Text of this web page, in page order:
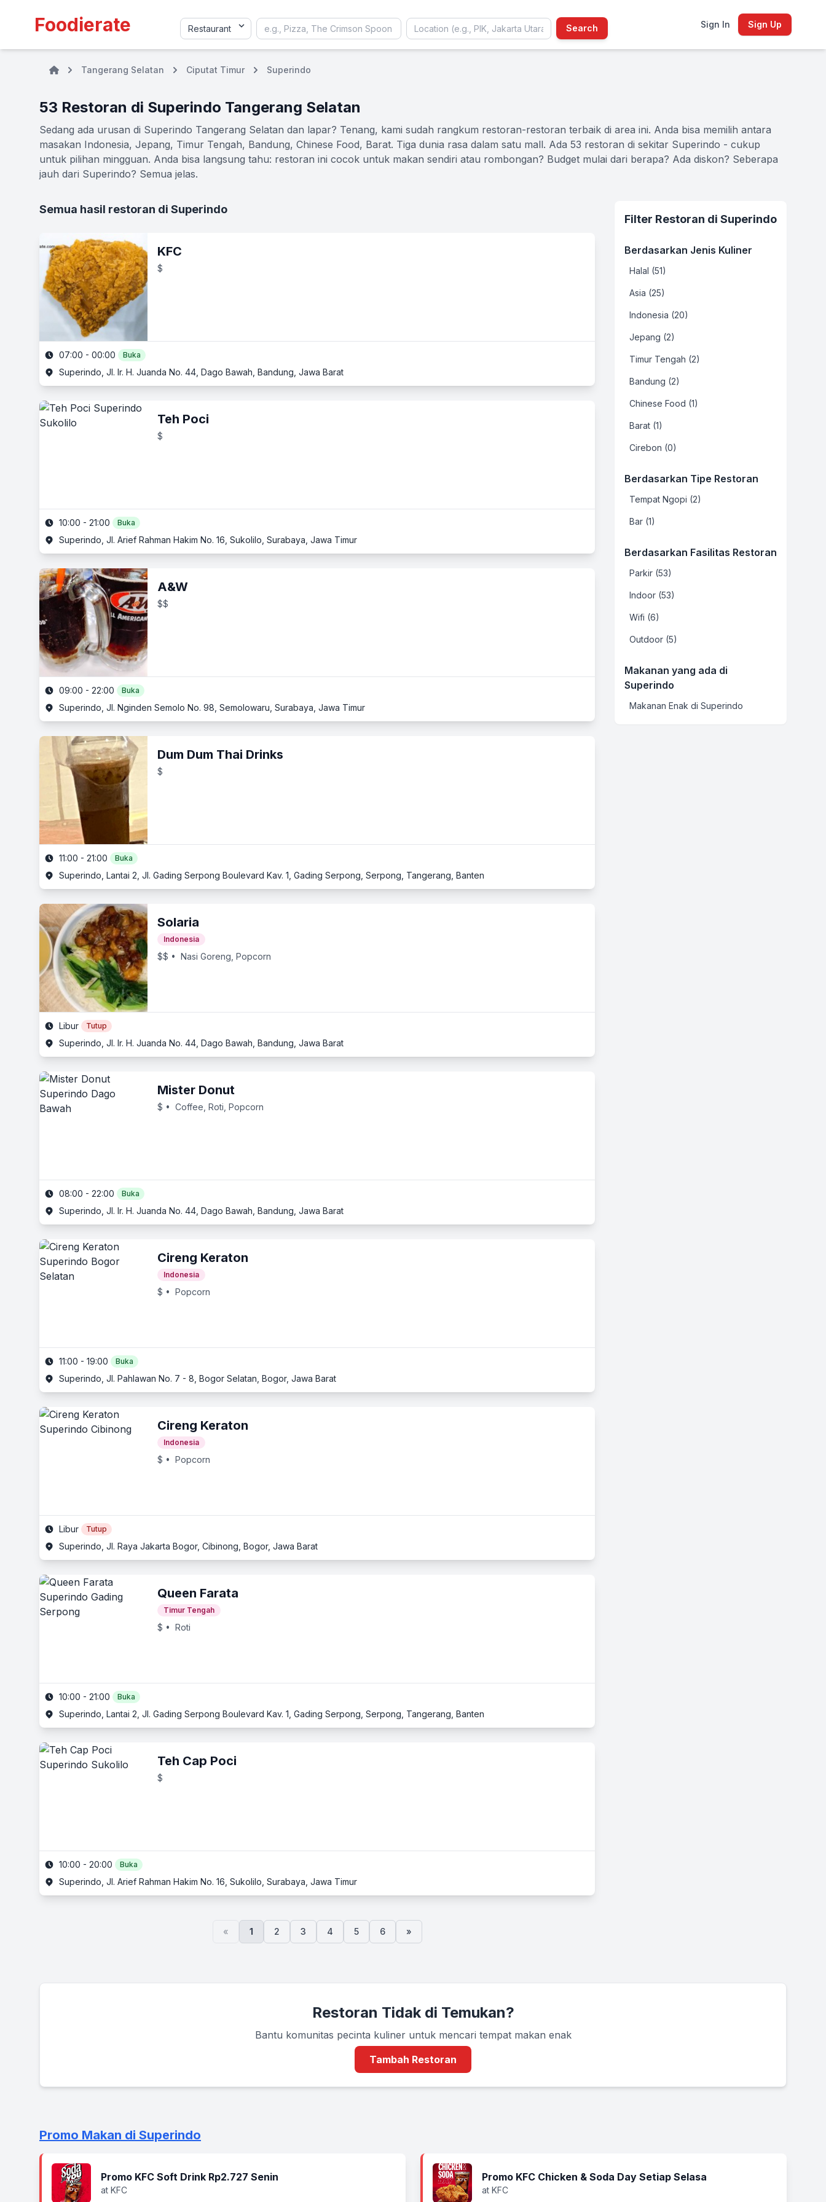
Foodierate Search Sign In Sign Up
Tangerang Selatan Ciputat Timur Superindo
53 Restoran di Superindo Tangerang Selatan
Sedang ada urusan di Superindo Tangerang Selatan dan lapar? Tenang, kami sudah rangkum restoran-restoran terbaik di area ini. Anda bisa memilih antara
masakan Indonesia, Jepang, Timur Tengah, Bandung, Chinese Food, Barat. Tiga dunia rasa dalam satu mall. Ada 53 restoran di sekitar Superindo - cukup
untuk pilihan mingguan. Anda bisa langsung tahu: restoran ini cocok untuk makan sendiri atau rombongan? Budget mulai dari berapa? Ada diskon? Seberapa
jauh dari Superindo? Semua jelas.
Semua hasil restoran di Superindo
KFC
$
07:00 - 00:00 Buka
Superindo, Jl. Ir. H. Juanda No. 44, Dago Bawah, Bandung, Jawa Barat
Teh Poci
$
10:00 - 21:00 Buka
Superindo, Jl. Arief Rahman Hakim No. 16, Sukolilo, Surabaya, Jawa Timur
A&W
$$
09:00 - 22:00 Buka
Superindo, Jl. Nginden Semolo No. 98, Semolowaru, Surabaya, Jawa Timur
Dum Dum Thai Drinks
$
11:00 - 21:00 Buka
Superindo, Lantai 2, Jl. Gading Serpong Boulevard Kav. 1, Gading Serpong, Serpong, Tangerang, Banten
Solaria
Indonesia
$$ • Nasi Goreng, Popcorn
Libur Tutup
Superindo, Jl. Ir. H. Juanda No. 44, Dago Bawah, Bandung, Jawa Barat
Mister Donut
$ • Coffee, Roti, Popcorn
08:00 - 22:00 Buka
Superindo, Jl. Ir. H. Juanda No. 44, Dago Bawah, Bandung, Jawa Barat
Cireng Keraton
Indonesia
$ • Popcorn
11:00 - 19:00 Buka
Superindo, Jl. Pahlawan No. 7 - 8, Bogor Selatan, Bogor, Jawa Barat
Cireng Keraton
Indonesia
$ • Popcorn
Libur Tutup
Superindo, Jl. Raya Jakarta Bogor, Cibinong, Bogor, Jawa Barat
Queen Farata
Timur Tengah
$ • Roti
10:00 - 21:00 Buka
Superindo, Lantai 2, Jl. Gading Serpong Boulevard Kav. 1, Gading Serpong, Serpong, Tangerang, Banten
Teh Cap Poci
$
10:00 - 20:00 Buka
Superindo, Jl. Arief Rahman Hakim No. 16, Sukolilo, Surabaya, Jawa Timur
« 1 2 3 4 5 6 »
Filter Restoran di Superindo
Berdasarkan Jenis Kuliner
Halal (51)
Asia (25)
Indonesia (20)
Jepang (2)
Timur Tengah (2)
Bandung (2)
Chinese Food (1)
Barat (1)
Cirebon (0)
Berdasarkan Tipe Restoran
Tempat Ngopi (2)
Bar (1)
Berdasarkan Fasilitas Restoran
Parkir (53)
Indoor (53)
Wifi (6)
Outdoor (5)
Makanan yang ada di
Superindo
Makanan Enak di Superindo
Restoran Tidak di Temukan?
Bantu komunitas pecinta kuliner untuk mencari tempat makan enak
Tambah Restoran
Promo Makan di Superindo
Promo KFC Soft Drink Rp2.727 Senin
at KFC
Promo KFC Chicken & Soda Day Setiap Selasa
at KFC